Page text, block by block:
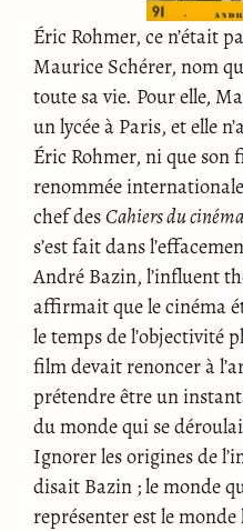
Éric Rohmer, ce n’était
Maurice Schérer, nom
toute sa vie. Pour elle,
un lycée à Paris, et elle
Éric Rohmer, ni que son
renommée
chef desCahiers du cinéma
s’est fait dans
André Bazin, l’influent
affirmait que le cinéma
le temps de l’objectivité
film devait renoncer à
prétendre être un
du monde qui se
Ignorer les origines de
disait Bazin ; le monde
représenter est le